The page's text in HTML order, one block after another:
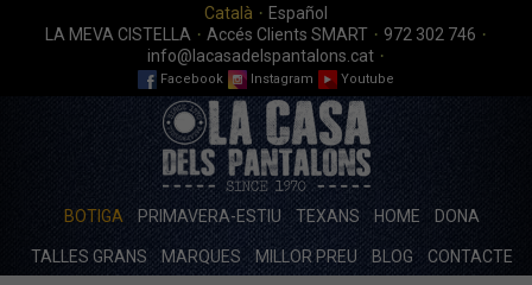
Català · Español
LA MEVA CISTELLA · Accés Clients SMART · 972 302 746 ·
info@lacasadelspantalons.cat ·
Facebook Instagram Youtube
BOTIGA PRIMAVERA-ESTIU TEXANS HOME DONA
TALLES GRANS MARQUES MILLOR PREU BLOG CONTACTE